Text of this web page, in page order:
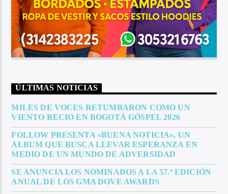
ÚLTIMAS NOTICIAS
MILES DE VOCES RETUMBARON COMO UN
VIENTO RECIO EN BOGOTÁ GÓSPEL 2026
FOLLOW PRESENTA «BUENA NOTICIA», UN
ÁLBUM QUE BUSCA LLEVAR ESPERANZA EN
MEDIO DE UN MUNDO DE ADVERSIDAD
SE ANUNCIA LOS NOMINADOS A LA 57.ª EDICIÓN
ANUAL DE LOS GMA DOVE AWARDS